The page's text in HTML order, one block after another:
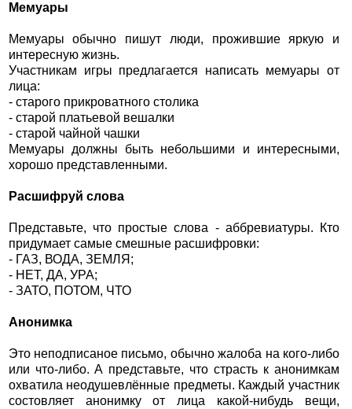
Мемуары
Мемуары обычно пишут люди, прожившие яркую и
интересную жизнь.
Участникам игры предлагается написать мемуары от
лица:
- старого прикроватного столика
- старой платьевой вешалки
- старой чайной чашки
Мемуары должны быть небольшими и интересными,
хорошо представленными.
Расшифруй слова
Представьте, что простые слова - аббревиатуры. Кто
придумает самые смешные расшифровки:
- ГАЗ, ВОДА, ЗЕМЛЯ;
- НЕТ, ДА, УРА;
- ЗАТО, ПОТОМ, ЧТО
Анонимка
Это неподписаное письмо, обычно жалоба на кого-либо
или что-либо. А представьте, что страсть к анонимкам
охватила неодушевлённые предметы. Каждый участник
состовляет анонимку от лица какой-нибудь вещи,